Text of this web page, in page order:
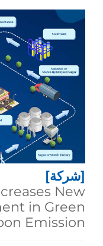
[شركة]
New
in Green
Emission